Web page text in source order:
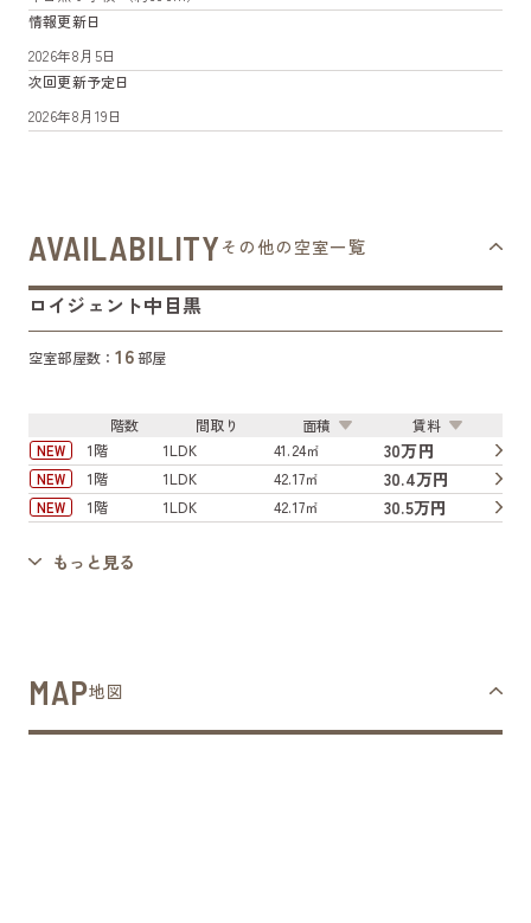
情報更新日
2026年8月5日
次回更新予定日
2026年8月19日
AVAILABILITY その他の空室一覧
ロイジェント中目黒
空室部屋数：16部屋
階数 間取り 面積 賃料
NEW 1階 1LDK 41.24㎡ 30万円
NEW 1階 1LDK 42.17㎡ 30.4万円
NEW 1階 1LDK 42.17㎡ 30.5万円
もっと見る
MAP地図